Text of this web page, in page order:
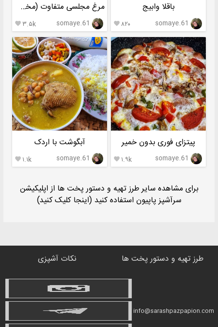
باقلا وابیج
somaye.61 ۸۲۰ 
مرغ مجلسی متفاوت (مخصوص زرشک پلو و باقالی پلو)
somaye.61 ۳.۵k 
پیتزای فوری بدون خمیر
somaye.61 ۱.۹k 
آبگوشت با اردک
somaye.61 ۱.۱k 
برای مشاهده سایر طرز تهیه و دستور پخت ها از اپلیکیشن
سرآشپز پاپیون استفاده کنید (اینجا کلیک کنید)
طرز تهیه و دستور پخت ها نکات آشپزی
info@sarashpazpapion.com